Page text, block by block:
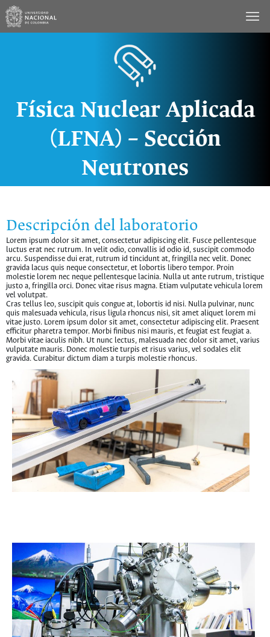
Saltar
contenido
Física Nuclear Aplicada
(LFNA) – Sección
Neutrones
Descripción del laboratorio
Lorem ipsum dolor sit amet, consectetur adipiscing elit. Fusce pellentesque
luctus erat nec rutrum. In velit odio, convallis id odio id, suscipit commodo
arcu. Suspendisse dui erat, rutrum id tincidunt at, fringilla nec velit. Donec
gravida lacus quis neque consectetur, et lobortis libero tempor. Proin
molestie lorem nec neque pellentesque lacinia. Nulla ut ante rutrum, tristique
justo a, fringilla orci. Donec vitae risus magna. Etiam vulputate vehicula lorem
vel volutpat.
Cras tellus leo, suscipit quis congue at, lobortis id nisi. Nulla pulvinar, nunc
quis malesuada vehicula, risus ligula rhoncus nisi, sit amet aliquet lorem mi
vitae justo. Lorem ipsum dolor sit amet, consectetur adipiscing elit. Praesent
efficitur pharetra tempor. Morbi finibus nisi mauris, et feugiat est feugiat a.
Morbi vitae iaculis nibh. Ut nunc lectus, malesuada nec dolor sit amet, varius
vulputate mauris. Donec molestie turpis et risus varius, vel sodales elit
gravida. Curabitur dictum diam a turpis molestie rhoncus.